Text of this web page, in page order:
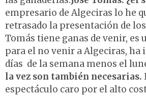
empresario de Algeciras lo he
retrasado la presentación de
Tomás tiene ganas de venir, es
para el no venir a Algeciras,
días de la semana menos el
la vez son también
espectáculo caro por el alto